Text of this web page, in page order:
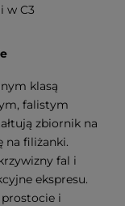
w C3
klasą
falistym
zbiornik na
na filiżanki.
fal i
ekspresu.
i